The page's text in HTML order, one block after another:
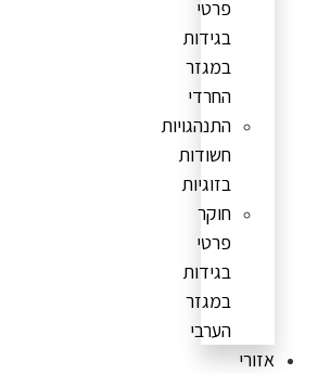
פרטי
בגידות
במגזר
החרדי
התנהגויות
חשודות
בזוגיות
חוקר
פרטי
בגידות
במגזר
הערבי
אזורי